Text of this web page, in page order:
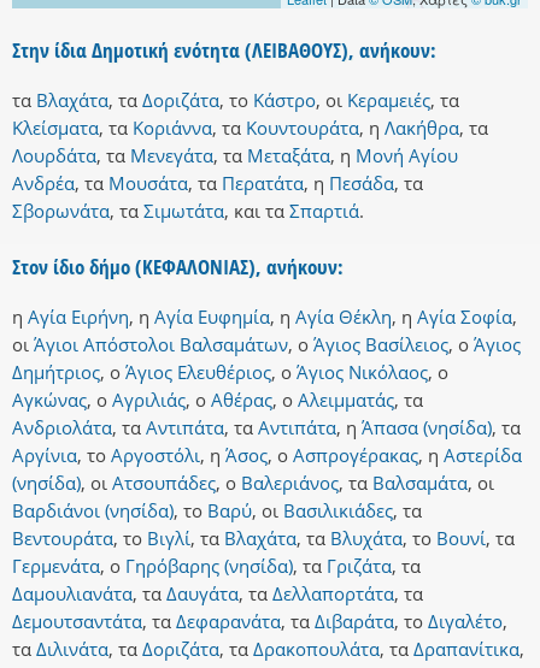
Στην ίδια Δημοτική ενότητα (ΛΕΙΒΑΘΟΥΣ), ανήκουν:
τα Βλαχάτα, τα Δοριζάτα, το Κάστρο, οι Κεραμειές, τα
Κλείσματα, τα Κοριάννα, τα Κουντουράτα, η Λακήθρα, τα
Λουρδάτα, τα Μενεγάτα, τα Μεταξάτα, η Μονή Αγίου
Ανδρέα, τα Μουσάτα, τα Περατάτα, η Πεσάδα, τα
Σβορωνάτα, τα Σιμωτάτα, και τα Σπαρτιά.
Στον ίδιο δήμο (ΚΕΦΑΛΟΝΙΑΣ), ανήκουν:
η Αγία Ειρήνη, η Αγία Ευφημία, η Αγία Θέκλη, η Αγία Σοφία,
οι Άγιοι Απόστολοι Βαλσαμάτων, ο Άγιος Βασίλειος, ο Άγιος
Δημήτριος, ο Άγιος Ελευθέριος, ο Άγιος Νικόλαος, ο
Αγκώνας, ο Αγριλιάς, ο Αθέρας, ο Αλειμματάς, τα
Ανδριολάτα, τα Αντιπάτα, τα Αντιπάτα, η Άπασα (νησίδα), τα
Αργίνια, το Αργοστόλι, η Άσος, ο Ασπρογέρακας, η Αστερίδα
(νησίδα), οι Ατσουπάδες, ο Βαλεριάνος, τα Βαλσαμάτα, οι
Βαρδιάνοι (νησίδα), το Βαρύ, οι Βασιλικιάδες, τα
Βεντουράτα, το Βιγλί, τα Βλαχάτα, τα Βλυχάτα, το Βουνί, τα
Γερμενάτα, ο Γηρόβαρης (νησίδα), τα Γριζάτα, τα
Δαμουλιανάτα, τα Δαυγάτα, τα Δελλαπορτάτα, τα
Δεμουτσαντάτα, τα Δεφαρανάτα, τα Διβαράτα, το Διγαλέτο,
τα Διλινάτα, τα Δοριζάτα, τα Δρακοπουλάτα, τα Δραπανίτικα,